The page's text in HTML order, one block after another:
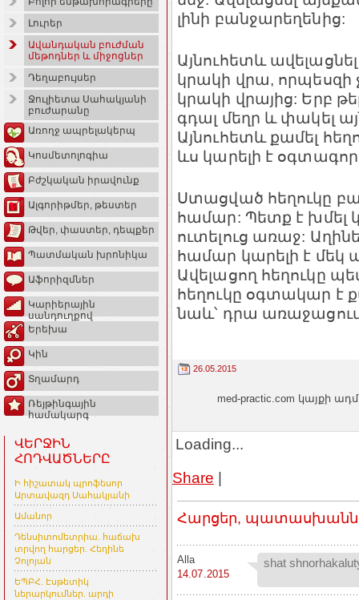
Լուրեր
Ավանդական բուժման
մեթոդներ և միջոցներ
Դեղաբույսեր
Ջուլիետա Սահակյանի
բուժարանը
Առողջ ապրելակերպ
Կոսմետոլոգիա
Բժշկական իրավունք
Ալգորիթմեր, թեստեր
Թվեր, փաստեր, դեպքեր
Պատմական խրոնիկա
Աֆորիզմներ
Կարիերային
սանդուղքով
Երեխա
Կին
Տղամարդ
Ռեյթինգային
համակարգ
ՎԵՐՋԻՆ
ՀՈԴՎԱԾՆԵՐԸ
Ի հիշատակ պրոֆեսոր
Արտավազդ Սահակյանի
Ամանոր
Դենսիտոմետրիա. հաճախ
տրվող հարցեր. Հեղինե
Չոլոյան
ԵՊԲՀ. Էսթետիկ
ներարկումներ. արդի
լինի բանջարեղենից:
Այնուհետև
կրակի վրա, որպեսզի
կրակի վրայից: Երբ
գդալ մեղր և փակել
Այնուհետև քամել
ևս կարելի է
Ստացված հեղուկը
համար: Պետք է խմել
ուտելուց առաջ:
համար կարելի է մեկ
Ավելացող հեղուկը
հեղուկը օգտակար է
նաև՝ դրա
26.05.2015
med-practic.com կայքի
Loading...
Share |
Հարցեր,
Alla
14.07.2015
shat